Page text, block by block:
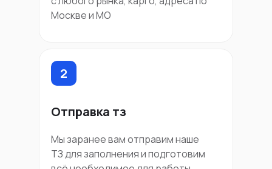
Отправка тз
Мы заранее вам отправим наше
ТЗ для заполнения и подготовим
2
Москве и МО